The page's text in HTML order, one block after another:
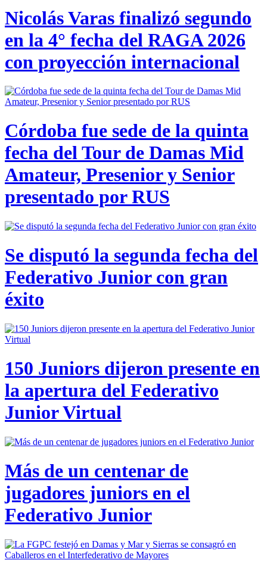
Nicolás Varas finalizó segundo
en la 4° fecha del RAGA 2026
con proyección internacional
Córdoba fue sede de la quinta
fecha del Tour de Damas Mid
Amateur, Presenior y Senior
presentado por RUS
Se disputó la segunda fecha del
Federativo Junior con gran
éxito
150 Juniors dijeron presente en
la apertura del Federativo
Junior Virtual
Más de un centenar de
jugadores juniors en el
Federativo Junior